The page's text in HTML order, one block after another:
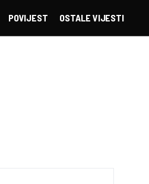
POVIJEST OSTALE VIJESTI